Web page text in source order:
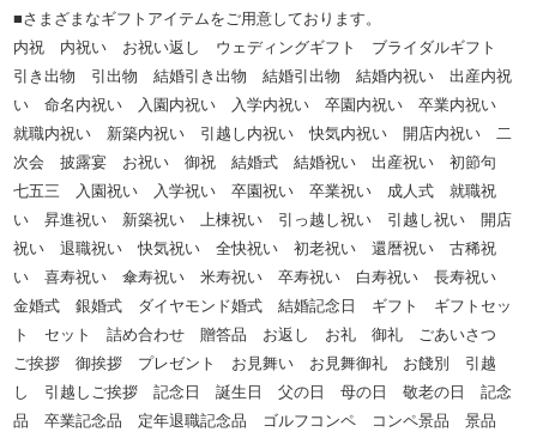
■さまざまなギフトアイテムをご用意しております。
内祝 内祝い お祝い返し ウェディングギフト ブライダルギフト
引き出物 引出物 結婚引き出物 結婚引出物 結婚内祝い 出産内祝
い 命名内祝い 入園内祝い 入学内祝い 卒園内祝い 卒業内祝い
就職内祝い 新築内祝い 引越し内祝い 快気内祝い 開店内祝い 二
次会 披露宴 お祝い 御祝 結婚式 結婚祝い 出産祝い 初節句
七五三 入園祝い 入学祝い 卒園祝い 卒業祝い 成人式 就職祝
い 昇進祝い 新築祝い 上棟祝い 引っ越し祝い 引越し祝い 開店
祝い 退職祝い 快気祝い 全快祝い 初老祝い 還暦祝い 古稀祝
い 喜寿祝い 傘寿祝い 米寿祝い 卒寿祝い 白寿祝い 長寿祝い
金婚式 銀婚式 ダイヤモンド婚式 結婚記念日 ギフト ギフトセッ
ト セット 詰め合わせ 贈答品 お返し お礼 御礼 ごあいさつ
ご挨拶 御挨拶 プレゼント お見舞い お見舞御礼 お餞別 引越
し 引越しご挨拶 記念日 誕生日 父の日 母の日 敬老の日 記念
品 卒業記念品 定年退職記念品 ゴルフコンペ コンペ景品 景品